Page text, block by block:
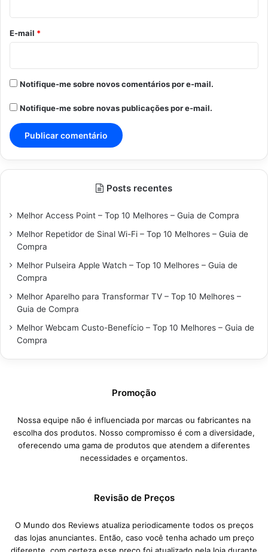
o
*
E-mail *
Notifique-me sobre novos comentários por e-mail.
Notifique-me sobre novas publicações por e-mail.
Posts recentes
Melhor Access Point – Top 10 Melhores – Guia de Compra
Melhor Repetidor de Sinal Wi-Fi – Top 10 Melhores – Guia de
Compra
Melhor Pulseira Apple Watch – Top 10 Melhores – Guia de
Compra
Melhor Aparelho para Transformar TV – Top 10 Melhores –
Guia de Compra
Melhor Webcam Custo-Benefício – Top 10 Melhores – Guia de
Compra
Promoção
Nossa equipe não é influenciada por marcas ou fabricantes na
escolha dos produtos. Nosso compromisso é com a diversidade,
oferecendo uma gama de produtos que atendem a diferentes
necessidades e orçamentos.
Revisão de Preços
O Mundo dos Reviews atualiza periodicamente todos os preços
das lojas anunciantes. Então, caso você tenha achado um preço